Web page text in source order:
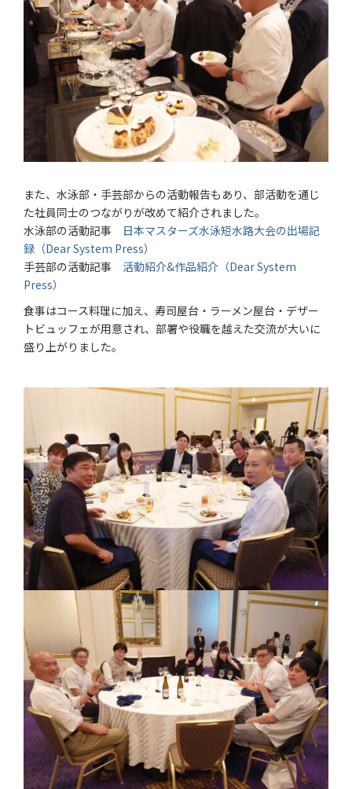
また、水泳部・手芸部からの活動報告もあり、部活動を通じ
た社員同士のつながりが改めて紹介されました。
水泳部の活動記事 日本マスターズ水泳短水路大会の出場記
録（Dear System Press）
手芸部の活動記事 活動紹介&作品紹介（Dear System
Press）
食事はコース料理に加え、寿司屋台・ラーメン屋台・デザー
トビュッフェが用意され、部署や役職を越えた交流が大いに
盛り上がりました。